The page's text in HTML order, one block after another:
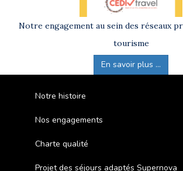
Notre engagement au sein des réseaux
tourisme
En savoir plus ...
Notre histoire
Nos engagements
Charte qualité
Projet des séjours adaptés Supernova